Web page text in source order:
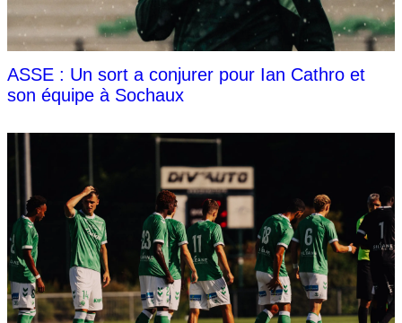
ASSE : Un sort a conjurer pour Ian Cathro et
son équipe à Sochaux